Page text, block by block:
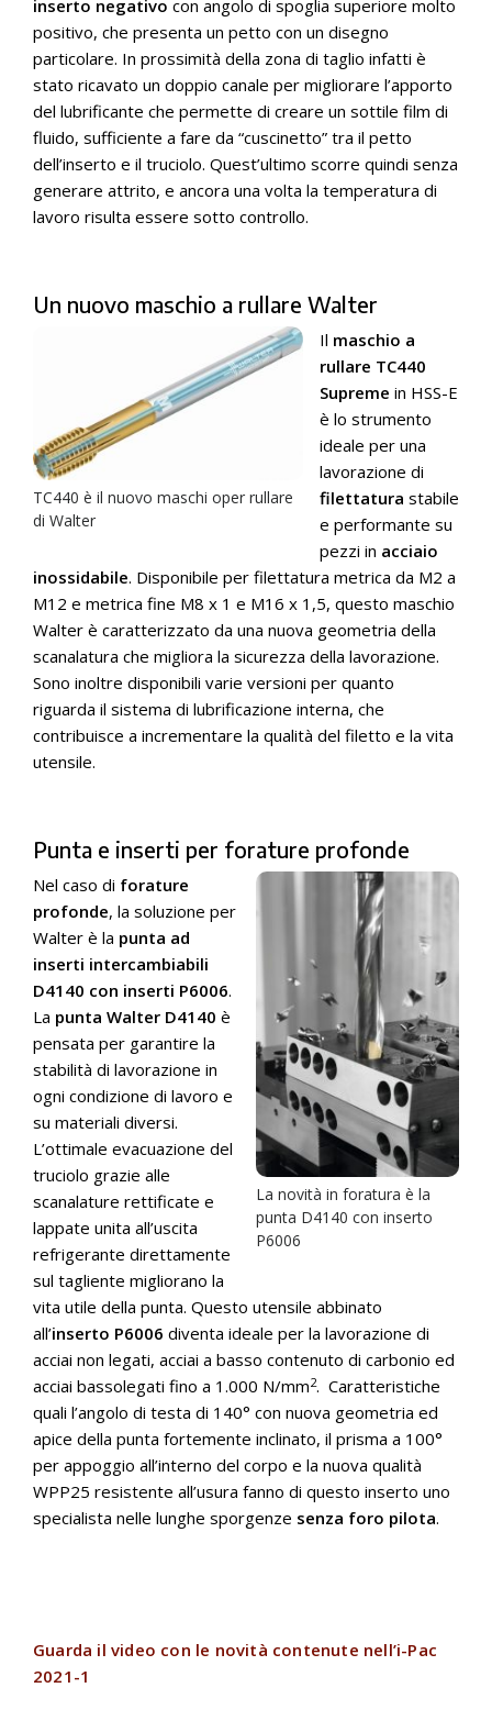
inserto negativo con angolo di spoglia superiore molto
positivo, che presenta un petto con un disegno
particolare. In prossimità della zona di taglio infatti è
stato ricavato un doppio canale per migliorare l’apporto
del lubrificante che permette di creare un sottile film di
fluido, sufficiente a fare da “cuscinetto” tra il petto
dell’inserto e il truciolo. Quest’ultimo scorre quindi senza
generare attrito, e ancora una volta la temperatura di
lavoro risulta essere sotto controllo.
Un nuovo maschio a rullare Walter
TC440 è il nuovo maschi oper rullare
di Walter
Il maschio a
rullare TC440
Supreme in HSS-E
è lo strumento
ideale per una
lavorazione di
filettatura stabile
e performante su
pezzi in acciaio
inossidabile. Disponibile per filettatura metrica da M2 a
M12 e metrica fine M8 x 1 e M16 x 1,5, questo maschio
Walter è caratterizzato da una nuova geometria della
scanalatura che migliora la sicurezza della lavorazione.
Sono inoltre disponibili varie versioni per quanto
riguarda il sistema di lubrificazione interna, che
contribuisce a incrementare la qualità del filetto e la vita
utensile.
Punta e inserti per forature profonde
La novità in foratura è la
punta D4140 con inserto
P6006
Nel caso di forature
profonde, la soluzione per
Walter è la punta ad
inserti intercambiabili
D4140 con inserti P6006.
La punta Walter D4140 è
pensata per garantire la
stabilità di lavorazione in
ogni condizione di lavoro e
su materiali diversi.
L’ottimale evacuazione del
truciolo grazie alle
scanalature rettificate e
lappate unita all’uscita
refrigerante direttamente
sul tagliente migliorano la
vita utile della punta. Questo utensile abbinato
all’inserto P6006 diventa ideale per la lavorazione di
acciai non legati, acciai a basso contenuto di carbonio ed
acciai bassolegati fino a 1.000 N/mm2. Caratteristiche
quali l’angolo di testa di 140° con nuova geometria ed
apice della punta fortemente inclinato, il prisma a 100°
per appoggio all’interno del corpo e la nuova qualità
WPP25 resistente all’usura fanno di questo inserto uno
specialista nelle lunghe sporgenze senza foro pilota.
Guarda il video con le novità contenute nell’i-Pac
2021-1